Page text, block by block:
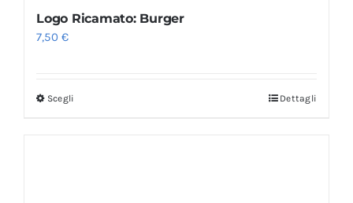
Logo Ricamato: Burger
7,50€
Scegli Dettagli